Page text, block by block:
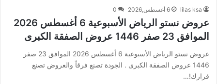
lilas ksa 6 أغسطس,2026 0
عروض نستو الرياض الأسبوعية 6 أغسطس 2026
الموافق 23 صفر 1446 عروض الصفقة الكبرى
عروض نستو الرياض الأسبوعية 6 أغسطس 2026 الموافق 23 صفر
1446 عروض الصفقة الكبرى . الجودة تصنع فرقاً والعروض تصنع
قرارك!…